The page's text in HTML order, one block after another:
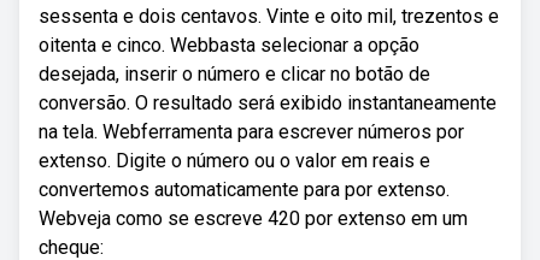
sessenta e dois centavos. Vinte e oito mil, trezentos e
oitenta e cinco. Webbasta selecionar a opção
desejada, inserir o número e clicar no botão de
conversão. O resultado será exibido instantaneamente
na tela. Webferramenta para escrever números por
extenso. Digite o número ou o valor em reais e
convertemos automaticamente para por extenso.
Webveja como se escreve 420 por extenso em um
cheque: